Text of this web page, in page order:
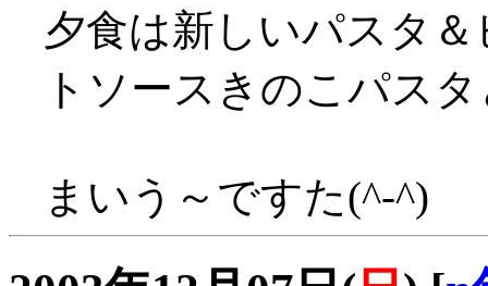
夕食は新しいパスタ
トソースきのこパス
まいう～ですた(^-^)